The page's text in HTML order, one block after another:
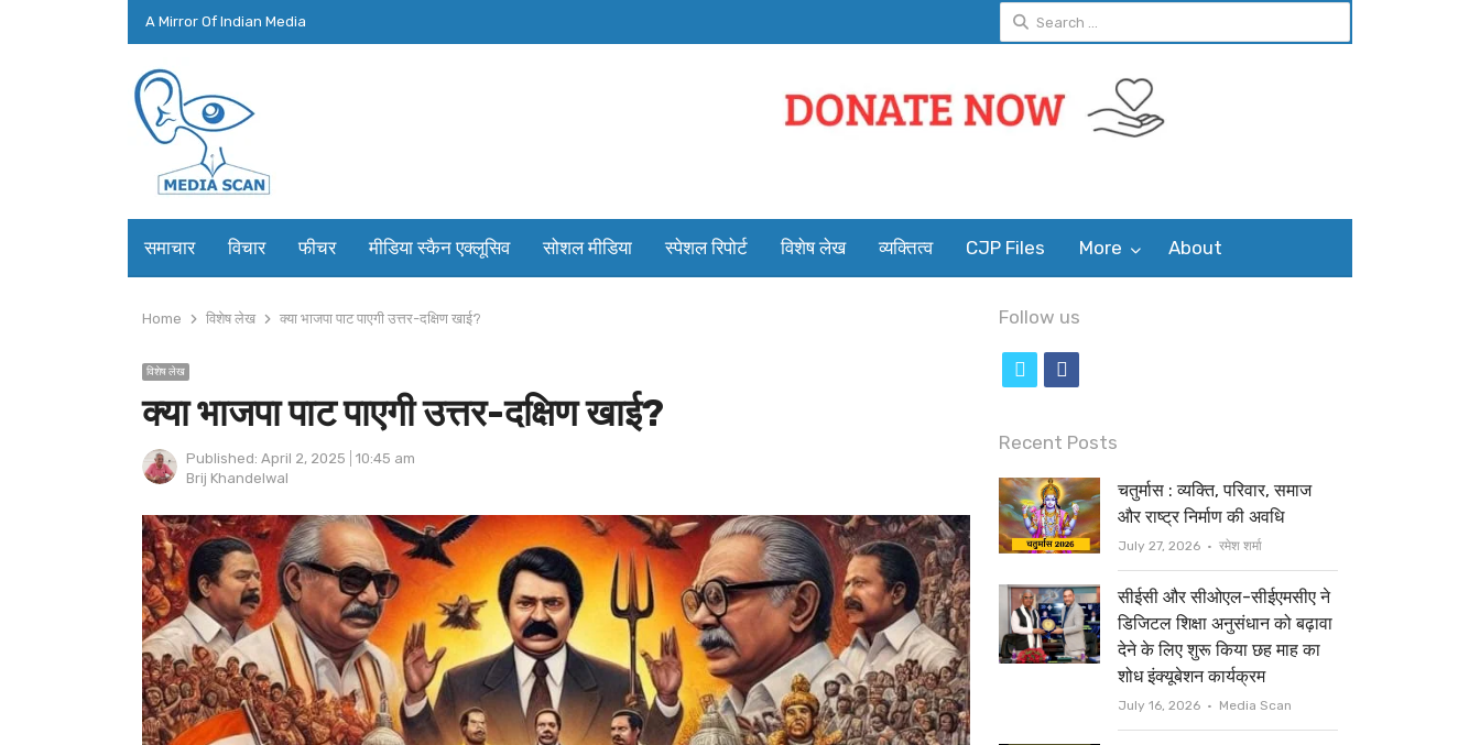
A Mirror Of Indian Media
Search
for:
समाचार विचार फीचर मीडिया स्कैन एक्लूसिव सोशल मीडिया स्पेशल रिपोर्ट विशेष लेख व्यक्तित्व CJP Files More About
Home विशेष लेख क्या भाजपा पाट पाएगी उत्तर-दक्षिण खाई?
विशेष लेख
क्या भाजपा पाट पाएगी उत्तर-दक्षिण खाई?
Published: April 2, 2025
10:45 am
Author
Brij Khandelwal
Follow us
i
t
t
e
r
c
e
b
o
o
k
Recent Posts
चतुर्मास : व्यक्ति, परिवार, समाज
और राष्ट्र निर्माण की अवधि
July 27, 2026 Author
रमेश शर्मा
सीईसी और सीओएल-सीईएमसीए ने
डिजिटल शिक्षा अनुसंधान को बढ़ावा
देने के लिए शुरू किया छह माह का
शोध इंक्यूबेशन कार्यक्रम
July 16, 2026 Author
Media Scan